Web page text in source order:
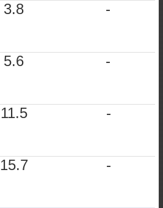
3.8 -
5.6 -
11.5 -
15.7 -